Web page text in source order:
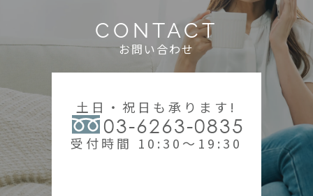
CONTACT
お問い合わせ
土日・祝日も承ります!
03-6263-0835
受付時間 10:30～19:30